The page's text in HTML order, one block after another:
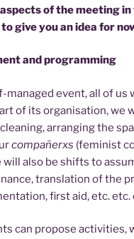
of the meeting in
give you an idea for
and programming
managed event, all of us
of its organisation, we
arranging the
compañerxs (feminist
will also be shifts to
translation of the
first aid, etc. etc.
can propose activities,